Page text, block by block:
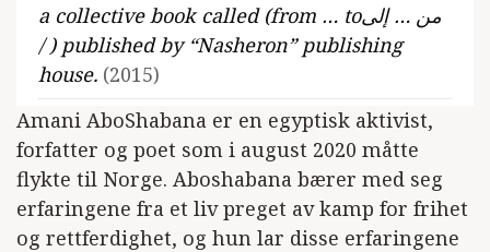
a collective book called (from … toمن … إلى
/ ) published by “Nasheron” publishing
house. (2015)
A short story called (wormth دفء /)
published in a collective book called (3
faze3 فاز / ) published by “Nasheron”
publishing house.(2014)
Amani AboShabana er en egyptisk aktivist,
forfatter og poet som i august 2020 måtte
flykte til Norge. Aboshabana bærer med seg
erfaringene fra et liv preget av kamp for frihet
og rettferdighet, og hun lar disse erfaringene